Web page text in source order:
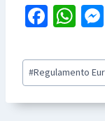
Fa
b
o
o
W
at
sA
p
Post
Tags:
#Regulamento